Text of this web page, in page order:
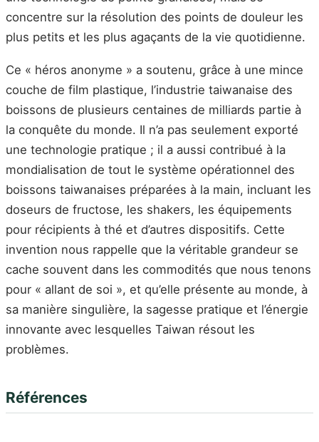
concentre sur la résolution des points de douleur les
plus petits et les plus agaçants de la vie quotidienne.
Ce « héros anonyme » a soutenu, grâce à une mince
couche de film plastique, l’industrie taiwanaise des
boissons de plusieurs centaines de milliards partie à
la conquête du monde. Il n’a pas seulement exporté
une technologie pratique ; il a aussi contribué à la
mondialisation de tout le système opérationnel des
boissons taiwanaises préparées à la main, incluant les
doseurs de fructose, les shakers, les équipements
pour récipients à thé et d’autres dispositifs. Cette
invention nous rappelle que la véritable grandeur se
cache souvent dans les commodités que nous tenons
pour « allant de soi », et qu’elle présente au monde, à
sa manière singulière, la sagesse pratique et l’énergie
innovante avec lesquelles Taiwan résout les
problèmes.
Références